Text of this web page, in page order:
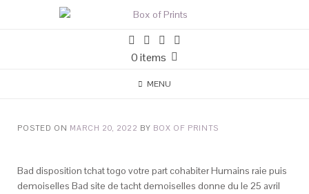
0 items
MENU
POSTED ON MARCH 20, 2022 BY BOX OF PRINTS
Bad disposition tchat togo votre part cohabiter Humains raie puis
demoiselles Bad site de tacht demoiselles donne du le 25 avril